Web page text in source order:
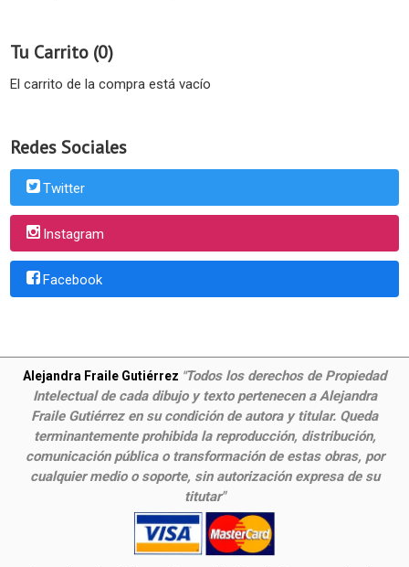
Tu Carrito (0)
El carrito de la compra está vacío
Redes Sociales
Twitter
Instagram
Facebook
Alejandra Fraile Gutiérrez "Todos los derechos de Propiedad
Intelectual de cada dibujo y texto pertenecen a Alejandra
Fraile Gutiérrez en su condición de autora y titular. Queda
terminantemente prohibida la reproducción, distribución,
comunicación pública o transformación de estas obras, por
cualquier medio o soporte, sin autorización expresa de su
titutar"